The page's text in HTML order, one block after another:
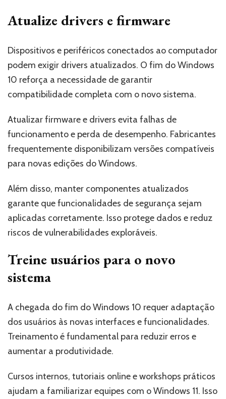
Atualize drivers e firmware
Dispositivos e periféricos conectados ao computador
podem exigir drivers atualizados. O fim do Windows
10 reforça a necessidade de garantir
compatibilidade completa com o novo sistema.
Atualizar firmware e drivers evita falhas de
funcionamento e perda de desempenho. Fabricantes
frequentemente disponibilizam versões compatíveis
para novas edições do Windows.
Além disso, manter componentes atualizados
garante que funcionalidades de segurança sejam
aplicadas corretamente. Isso protege dados e reduz
riscos de vulnerabilidades exploráveis.
Treine usuários para o novo
sistema
A chegada do fim do Windows 10 requer adaptação
dos usuários às novas interfaces e funcionalidades.
Treinamento é fundamental para reduzir erros e
aumentar a produtividade.
Cursos internos, tutoriais online e workshops práticos
ajudam a familiarizar equipes com o Windows 11. Isso